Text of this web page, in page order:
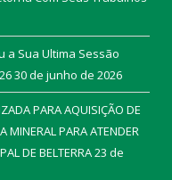
a Sua Ultima Sessão
30 de junho de 2026
PARA AQUISIÇÃO DE
MINERAL PARA ATENDER
DE BELTERRA23 de